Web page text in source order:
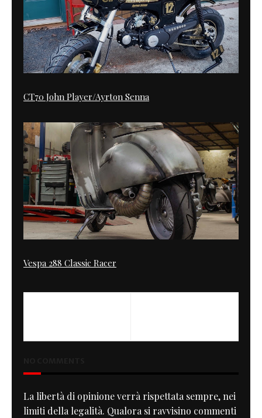
CT70 John Player/Ayrton Senna
Vespa 288 Classic Racer
La libertà di opinione verrà rispettata sempre, nei
limiti della legalità. Qualora si ravvisino commenti